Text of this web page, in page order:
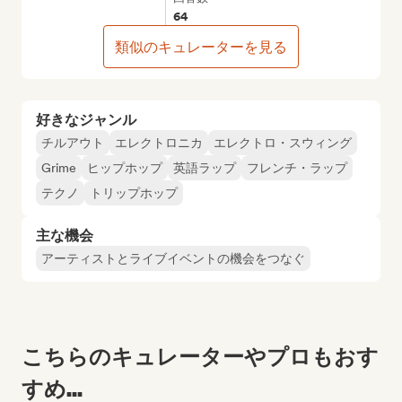
好きなジャンル
チルアウト エレクトロニカ
エレクトロ・スウィング
Grime
ヒップホップ 英語ラップ
フレンチ・ラップ
テクノ
トリップホップ
主な機会
アーティストとライブイベントの機会をつなぐ
64
類似のキュレーターを見る
こちらのキュレーターやプロもおす
すめ...